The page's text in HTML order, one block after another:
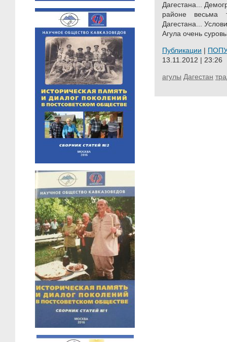
Дагестана...
районе весьма
Дагестана...
Агула очень
Публикации |
13.11.2012 | 23:26
агулы Дагестан